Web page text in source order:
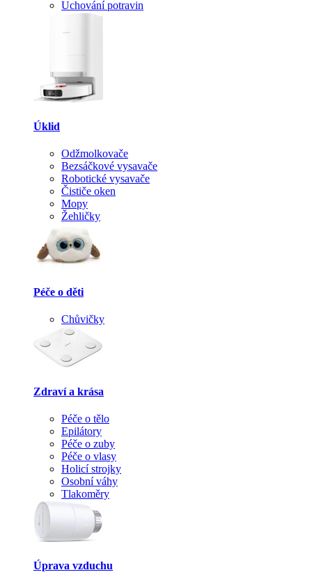
Uchování potravin
Úklid
Odžmolkovače
Bezsáčkové vysavače
Robotické vysavače
Čističe oken
Mopy
Žehličky
Péče o děti
Chůvičky
Zdraví a krása
Péče o tělo
Epilátory
Péče o zuby
Péče o vlasy
Holicí strojky
Osobní váhy
Tlakoměry
Úprava vzduchu